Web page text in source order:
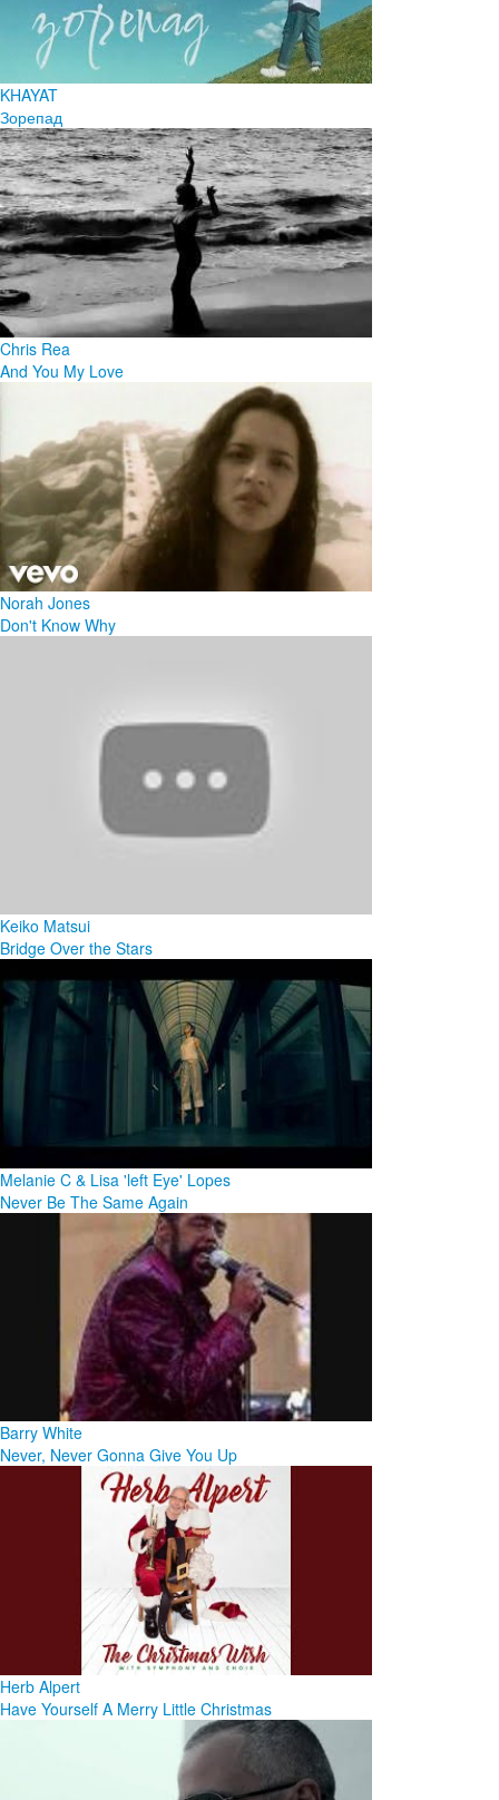
KHAYAT
Зорепад
Chris Rea
And You My Love
Norah Jones
Don't Know Why
Keiko Matsui
Bridge Over the Stars
Melanie C & Lisa 'left Eye' Lopes
Never Be The Same Again
Barry White
Never, Never Gonna Give You Up
Herb Alpert
Have Yourself A Merry Little Christmas